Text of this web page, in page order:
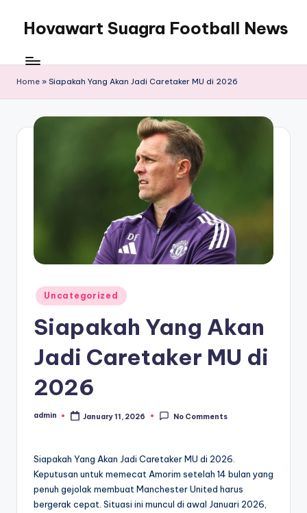
content
Hovawart Suagra Football News
Suagra
Football
News
berita
Home » Siapakah Yang Akan Jadi Caretaker MU di 2026
Posted
in
Uncategorized
Siapakah Yang Akan
Jadi Caretaker MU di
2026
Posted
admin January 11, 2026 No Comments
Siapakah Yang Akan Jadi Caretaker MU di 2026.
Keputusan untuk memecat Amorim setelah 14 bulan yang
penuh gejolak membuat Manchester United harus
bergerak cepat. Situasi ini muncul di awal Januari 2026,